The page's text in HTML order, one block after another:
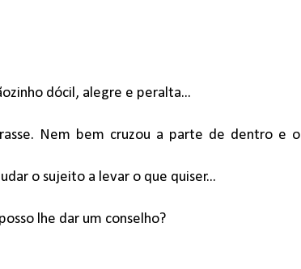
dócil, alegre e peralta...
Nem bem cruzou a parte de dentro e o
o sujeito a levar o que quiser...
lhe dar um conselho?